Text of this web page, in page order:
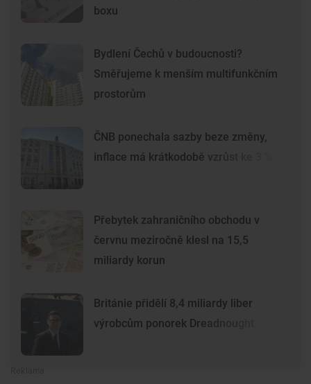
boxu
Bydlení Čechů v budoucnosti?
Směřujeme k menším multifunkčním
prostorům
ČNB ponechala sazby beze změny,
inflace má krátkodobě vzrůst ke 3 %
Přebytek zahraničního obchodu v
červnu meziročně klesl na 15,5
miliardy korun
Británie přidělí 8,4 miliardy liber
výrobcům ponorek Dreadnought